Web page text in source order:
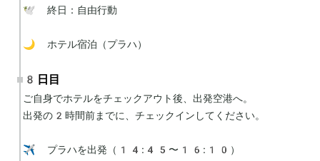
🕊 終日：自由行動
🌙 ホテル宿泊（プラハ）
8日目
ご自身でホテルをチェックアウト後、出発空港へ。
出発の2時間前までに、チェックインしてください。
✈️ プラハを出発（14:45〜16:10）